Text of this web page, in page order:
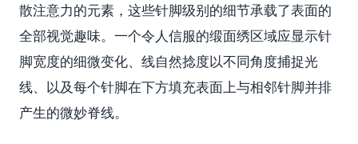
散注意力的元素，这些针脚级别的细节承载了表面的
全部视觉趣味。一个令人信服的缎面绣区域应显示针
脚宽度的细微变化、线自然捻度以不同角度捕捉光
线、以及每个针脚在下方填充表面上与相邻针脚并排
产生的微妙脊线。